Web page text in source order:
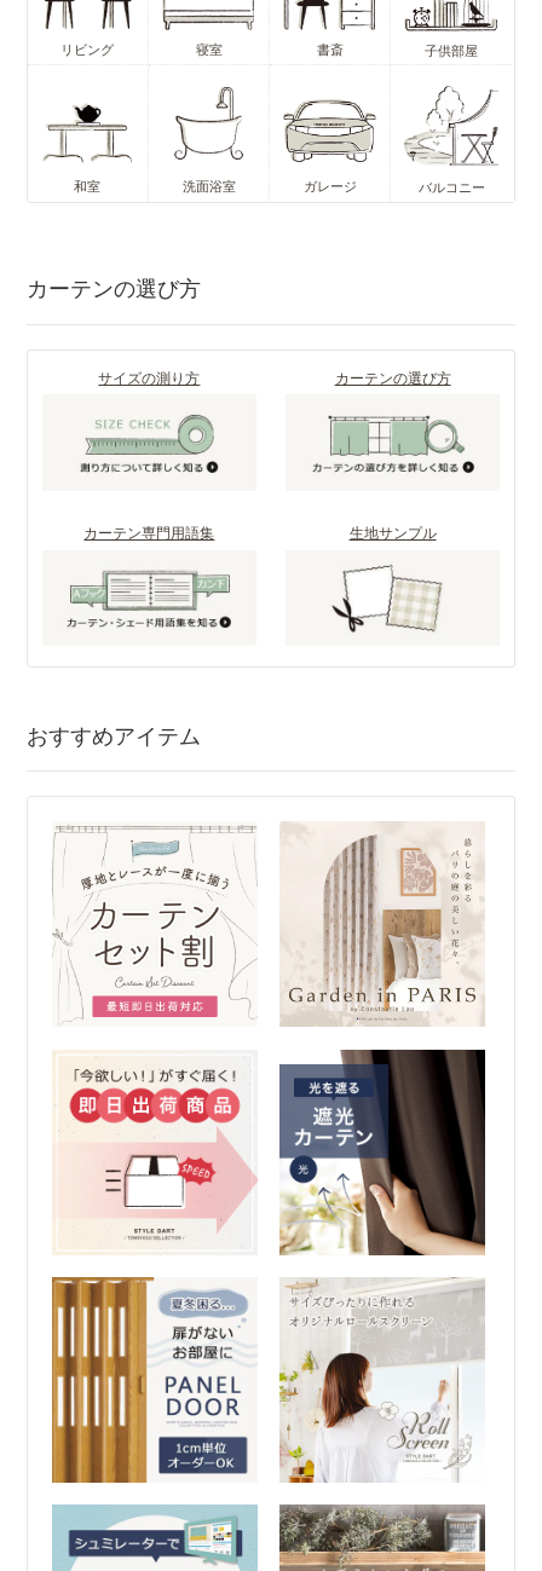
リビング 寝室 書斎 子供部屋
和室 洗面浴室 ガレージ バルコニー
カーテンの選び方
サイズの測り方 カーテンの選び方
カーテン専門用語集 生地サンプル
おすすめアイテム